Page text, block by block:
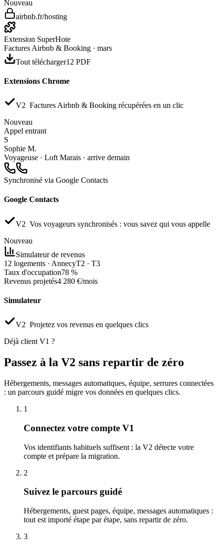
Nouveau
airbnb.fr/hosting
Extension SuperHote
Factures Airbnb & Booking · mars
Tout télécharger12 PDF
Extensions Chrome
V2 Factures Airbnb & Booking récupérées en un clic
Nouveau
Appel entrant
S
Sophie M.
Voyageuse · Loft Marais · arrive demain
Synchronisé via Google Contacts
Google Contacts
V2 Vos voyageurs synchronisés : vous savez qui vous appelle
Nouveau
Simulateur de revenus
12 logements · AnnecyT2 · T3
Taux d'occupation78 %
Revenus projetés4 280 €/mois
Simulateur
V2 Projetez vos revenus en quelques clics
Déjà client V1 ?
Passez à la V2 sans repartir de zéro
Hébergements, messages automatiques, équipe, serrures connectées
: un parcours guidé migre vos données en quelques clics.
1
Connectez votre compte V1
Vos identifiants habituels suffisent : la V2 détecte votre
compte et prépare la migration.
2
Suivez le parcours guidé
Hébergements, guest pages, équipe, messages automatiques :
tout est importé étape par étape, sans repartir de zéro.
3